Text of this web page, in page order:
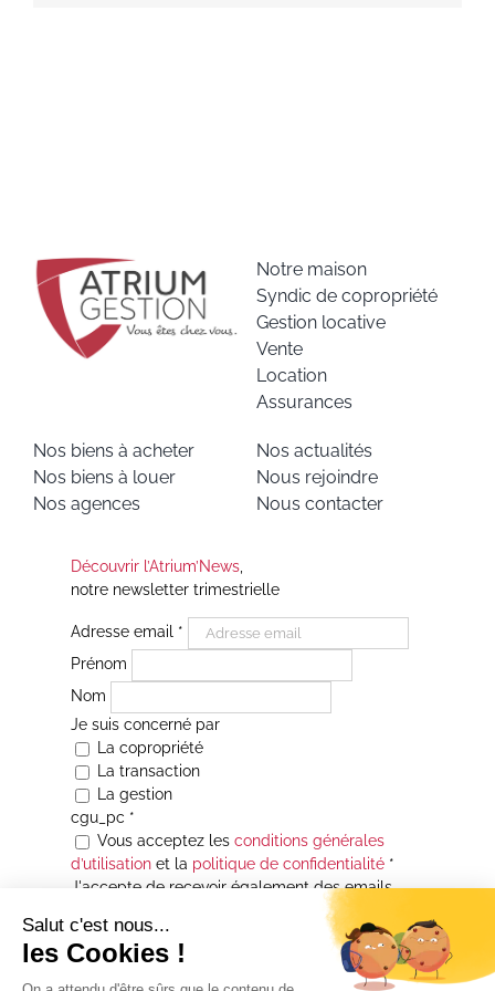
Notre maison
Syndic de copropriété
Gestion locative
Vente
Location
Assurances
Nos biens à acheter
Nos biens à louer
Nos agences
Nos actualités
Nous rejoindre
Nous contacter
Découvrir l’Atrium’News,
notre newsletter trimestrielle
Adresse email *
Prénom
Nom
Je suis concerné par
La copropriété
La transaction
La gestion
cgu_pc *
Vous acceptez les conditions générales
d’utilisationet la politique de confidentialité*
J'accepte de recevoir également des emails
Je souhaite être informé(e) de toutes les
actualités immobilières des agences de la
Maison Atrium Gestion. À tout moment, vous
pourrez utiliser le lien de désabonnement